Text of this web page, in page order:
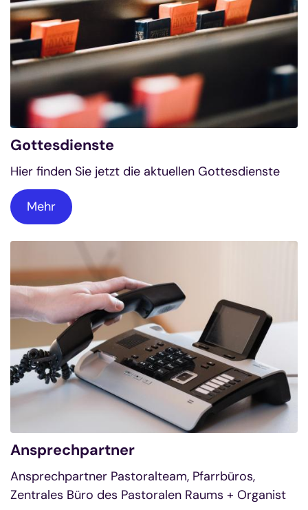
Gottesdienste
Hier finden Sie jetzt die aktuellen Gottesdienste
Mehr
Ansprechpartner
Ansprechpartner Pastoralteam, Pfarrbüros,
Zentrales Büro des Pastoralen Raums + Organist